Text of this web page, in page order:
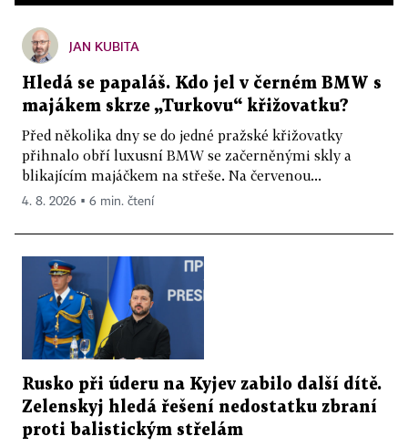
JAN KUBITA
Hledá se papaláš. Kdo jel v černém BMW s
majákem skrze „Turkovu“ křižovatku?
Před několika dny se do jedné pražské křižovatky
přihnalo obří luxusní BMW se začerněnými skly a
blikajícím majáčkem na střeše. Na červenou...
4. 8. 2026 ▪ 6 min. čtení
Rusko při úderu na Kyjev zabilo další dítě.
Zelenskyj hledá řešení nedostatku zbraní
proti balistickým střelám